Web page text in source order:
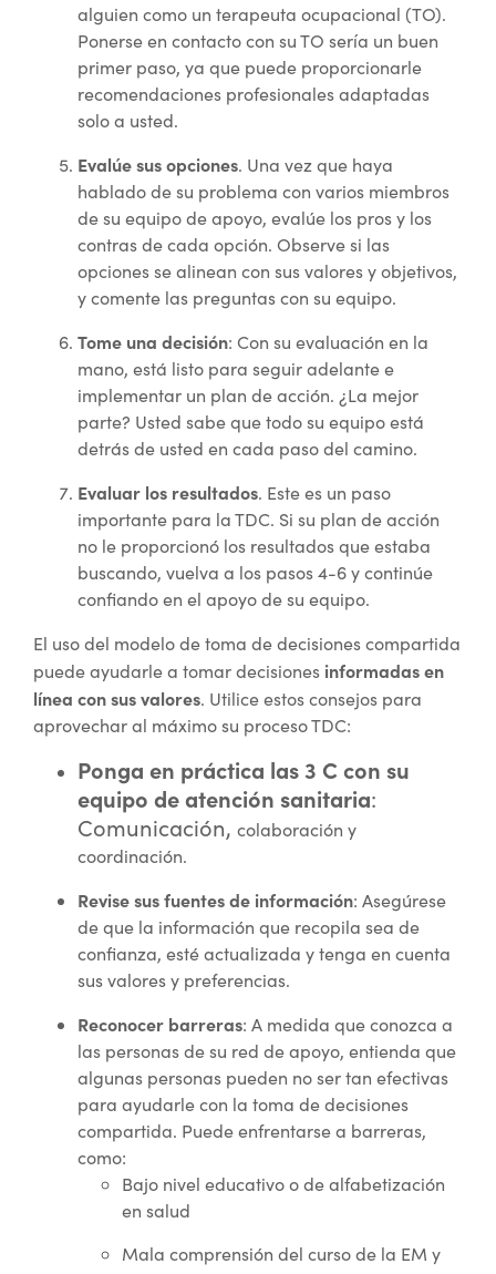
alguien como un terapeuta ocupacional (TO).
Ponerse en contacto con su TO sería un buen
primer paso, ya que puede proporcionarle
recomendaciones profesionales adaptadas
solo a usted.
Evalúe sus opciones. Una vez que haya
hablado de su problema con varios miembros
de su equipo de apoyo, evalúe los pros y los
contras de cada opción. Observe si las
opciones se alinean con sus valores y objetivos,
y comente las preguntas con su equipo.
Tome una decisión: Con su evaluación en la
mano, está listo para seguir adelante e
implementar un plan de acción. ¿La mejor
parte? Usted sabe que todo su equipo está
detrás de usted en cada paso del camino.
Evaluar los resultados. Este es un paso
importante para la TDC. Si su plan de acción
no le proporcionó los resultados que estaba
buscando, vuelva a los pasos 4-6 y continúe
confiando en el apoyo de su equipo.
El uso del modelo de toma de decisiones compartida
puede ayudarle a tomar decisiones informadas en
línea con sus valores. Utilice estos consejos para
aprovechar al máximo su proceso TDC:
Ponga en práctica las 3 C con su
equipo de atención sanitaria:
Comunicación, colaboración y
coordinación.
Revise sus fuentes de información: Asegúrese
de que la información que recopila sea de
confianza, esté actualizada y tenga en cuenta
sus valores y preferencias.
Reconocer barreras: A medida que conozca a
las personas de su red de apoyo, entienda que
algunas personas pueden no ser tan efectivas
para ayudarle con la toma de decisiones
compartida. Puede enfrentarse a barreras,
como:
Bajo nivel educativo o de alfabetización
en salud
Mala comprensión del curso de la EM y